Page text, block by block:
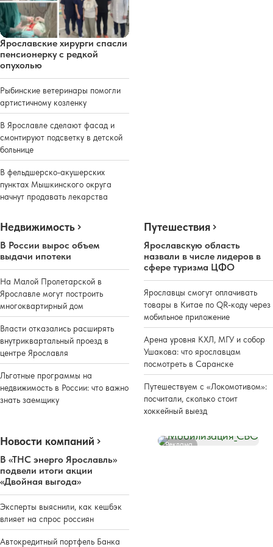
Ярославские хирурги спасли
пенсионерку с редкой
опухолью
Рыбинские ветеринары помогли
артистичному козленку
В Ярославле сделают фасад и
смонтируют подсветку в детской
больнице
В фельдшерско-акушерских
пунктах Мышкинского округа
начнут продавать лекарства
Недвижимость
В России вырос объем
выдачи ипотеки
На Малой Пролетарской в
Ярославле могут построить
многоквартирный дом
Власти отказались расширять
внутриквартальный проезд в
центре Ярославля
Льготные программы на
недвижимость в России: что важно
знать заемщику
Путешествия
Ярославскую область
назвали в числе лидеров в
сфере туризма ЦФО
Ярославцы смогут оплачивать
товары в Китае по QR-коду через
мобильное приложение
Арена уровня КХЛ, МГУ и собор
Ушакова: что ярославцам
посмотреть в Саранске
Путешествуем с «Локомотивом»:
посчитали, сколько стоит
хоккейный выезд
Новости компаний
В «ТНС энерго Ярославль»
подвели итоги акции
«Двойная выгода»
Эксперты выяснили, как кешбэк
влияет на спрос россиян
Автокредитный портфель Банка
Реклама